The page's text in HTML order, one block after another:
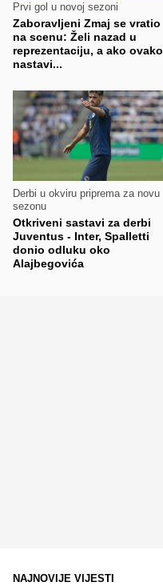
Prvi gol u novoj sezoni
Zaboravljeni Zmaj se vratio
na scenu: Želi nazad u
reprezentaciju, a ako ovako
nastavi...
Derbi u okviru priprema za novu
sezonu
Otkriveni sastavi za derbi
Juventus - Inter, Spalletti
donio odluku oko
Alajbegovića
NAJNOVIJE VIJESTI